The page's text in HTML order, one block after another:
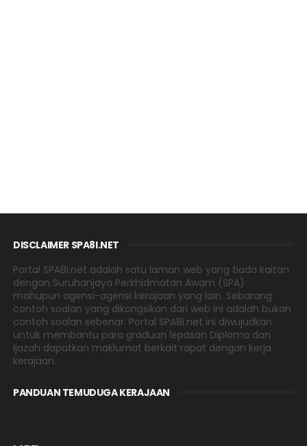
DISCLAIMER SPA8I.NET
Portal SPA8i.net adalah satu laman web yang tiada kaitan
dengan Suruhanjaya Perkhidmatan Awam (SPA)
mahupun agensi-agensi kerajaan yang lain. Sebarang
contoh soalan yang dikongsikan dari web ini adalah bukan
contoh soalan sebenar. Portal SPA8i.net ini diwujudkan
untuk membantu para graduan lepasan Diploma dan
Ijazah dapatkan maklumat berkait rapat dengan kerja
kerajaan.
PANDUAN TEMUDUGA KERAJAAN